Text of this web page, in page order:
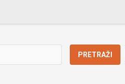
PRETRAŽI